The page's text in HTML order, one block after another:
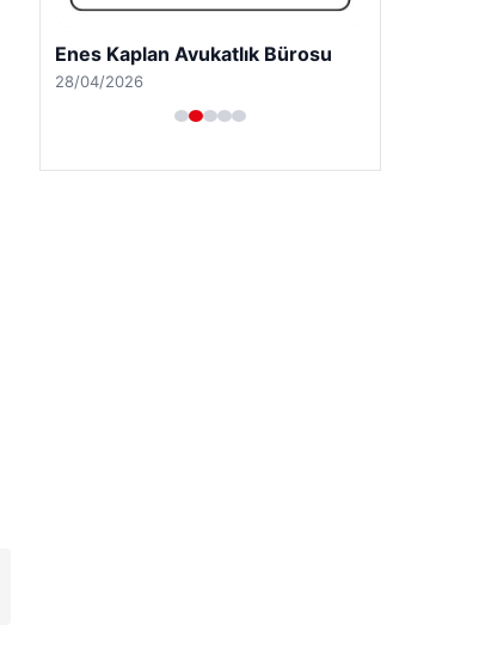
Enes Kaplan Avukatlık Bürosu
28/04/2026